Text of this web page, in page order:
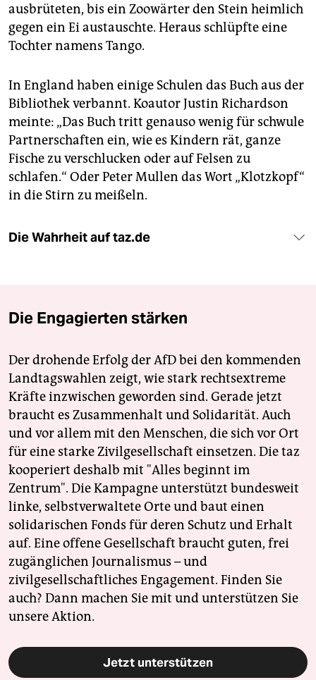
ausbrüteten, bis ein Zoowärter den Stein heimlich
gegen ein Ei austauschte. Heraus schlüpfte eine
Tochter namens Tango.
In England haben einige Schulen das Buch aus der
Bibliothek verbannt. Koautor Justin Richardson
meinte: „Das Buch tritt genauso wenig für schwule
Partnerschaften ein, wie es Kindern rät, ganze
Fische zu verschlucken oder auf Felsen zu
schlafen.“ Oder Peter Mullen das Wort „Klotzkopf“
in die Stirn zu meißeln.
Die Wahrheit auf taz.de
Die Engagierten stärken
Der drohende Erfolg der AfD bei den kommenden
Landtagswahlen zeigt, wie stark rechtsextreme
Kräfte inzwischen geworden sind. Gerade jetzt
braucht es Zusammenhalt und Solidarität. Auch
und vor allem mit den Menschen, die sich vor Ort
für eine starke Zivilgesellschaft einsetzen. Die taz
kooperiert deshalb mit "Alles beginnt im
Zentrum". Die Kampagne unterstützt bundesweit
linke, selbstverwaltete Orte und baut einen
solidarischen Fonds für deren Schutz und Erhalt
auf. Eine offene Gesellschaft braucht guten, frei
zugänglichen Journalismus – und
zivilgesellschaftliches Engagement. Finden Sie
auch? Dann machen Sie mit und unterstützen Sie
unsere Aktion.
Jetzt unterstützen